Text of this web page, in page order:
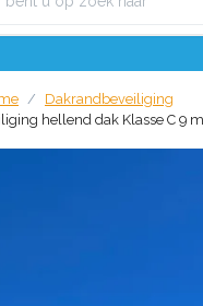
Dakrandbeveiliging
hellend dak Klasse C 9